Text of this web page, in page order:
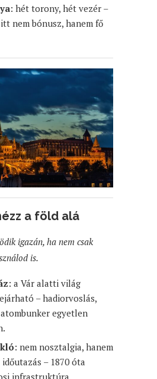
: hét torony, hét vezér –
nem bónusz, hanem fő
a föld alá
igazán, ha nem csak
is.
: a Vár alatti világ
– hadiorvoslás,
egyetlen
: nem nosztalgia, hanem
– 1870 óta